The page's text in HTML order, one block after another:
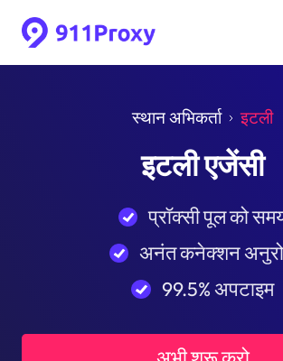
स्थान अभिकर्ता इटली
इटली एजेंसी
प्रॉक्सी पूल को
अनंत कनेक्शन
99.5% अपटाइम